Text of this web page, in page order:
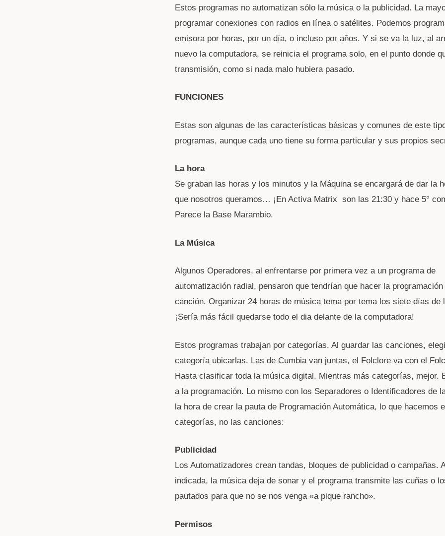
Estos programas no automatizan sólo la música o la publicidad. La
programar conexiones con radios en línea o satélites. Podemos
emisora por horas, por un día, o incluso por años. Y si se va la luz, al
nuevo la computadora, se reinicia el programa solo, en el punto donde
transmisión, como si nada malo hubiera pasado.
FUNCIONES
Estas son algunas de las características básicas y comunes de este
programas, aunque cada uno tiene su forma particular y sus propios
La hora
Se graban las horas y los minutos y la Máquina se encargará de dar la
que nosotros queramos… ¡En Activa Matrix son las 21:30 y hace 5°
Parece la Base Marambio.
La Música
Algunos Operadores, al enfrentarse por primera vez a un programa de
automatización radial, pensaron que tendrían que hacer la
canción. Organizar 24 horas de música tema por tema los siete días de
¡Sería más fácil quedarse todo el dia delante de la computadora!
Estos programas trabajan por categorías. Al guardar las canciones,
categoría ubicarlas. Las de Cumbia van juntas, el Folclore va con el
Hasta clasificar toda la música digital. Mientras más categorías, mejor.
a la programación. Lo mismo con los Separadores o Identificadores de
la hora de crear la pauta de Programación Automática, lo que hacemos
categorías, no las canciones:
Publicidad
Los Automatizadores crean tandas, bloques de publicidad o campañas.
indicada, la música deja de sonar y el programa transmite las cuñas o
pautados para que no se nos venga «a pique rancho».
Permisos